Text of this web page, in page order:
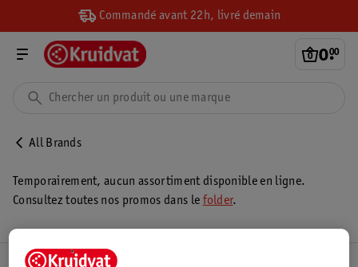
Commandé avant 22h, livré demain
0.
00
All Brands
Temporairement, aucun assortiment disponible en ligne.
Consultez toutes nos promos dans le folder.